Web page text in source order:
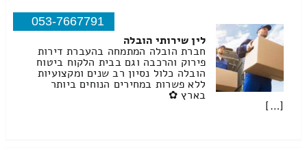
053-7667791
לין שירותי הובלה
חברת הובלה המתמחה בהעברת דירות
פירוק והרכבה וגם בבית הלקוח ביטוח
הובלה כלול נסיון רב שנים ומקצועיות
ללא פשרות במחירים הנוחים ביותר
בארץ ✿
[…]